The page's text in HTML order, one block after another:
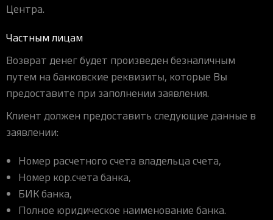
Центра.
Частным лицам
Возврат денег будет произведен безналичным
путем на банковские реквизиты, которые Вы
предоставите при заполнении заявления.
Клиент должен предоставить следующие данные в
заявлении:
Номер расчетного счета владельца счета,
Номер кор.счета банка,
БИК банка,
Полное юридическое наименование банка.